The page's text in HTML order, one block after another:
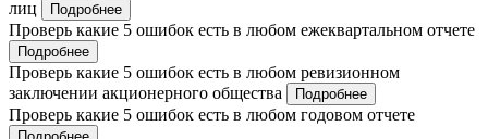
лиц
Подробнее
Проверь какие 5 ошибок есть в любом ежеквартальном отчете
Подробнее
Проверь какие 5 ошибок есть в любом ревизионном
заключении акционерного общества
Подробнее
Проверь какие 5 ошибок есть в любом годовом отчете